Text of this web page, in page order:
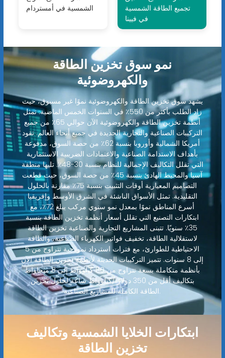
الشمسية في أمستردام
تجميع الطاقة الشمسية
في فيينا
نمو سوق تخزين الطاقة
والكهروضوئية
يشهد سوق تخزين الطاقة والكهروضوئية نموًا غير مسبوق، حيث
زاد الطلب بأكثر من 550٪ في السنوات الخمس الماضية. تمثل
أنظمة تخزين الطاقة والكهروضوئية الآن حوالي 65٪ من جميع
التركيبات الصناعية والتجارية الجديدة في جميع أنحاء العالم. تقود
أمريكا الشمالية وأوروبا بنسبة 62٪ من حصة السوق، مدفوعة
بأهداف الاستدامة الصناعية والاعتمادات الضريبية الاستثمارية
التي تقلل التكاليف الإجمالية للنظام بنسبة 30-48٪. تليها منطقة
آسيا والمحيط الهادئ بنسبة 45٪ من حصة السوق، حيث قطعت
التصاميم المعيارية أوقات التثبيت بنسبة 75٪ مقارنة بالحلول
التقليدية. تمثل الأسواق الناشئة في الشرق الأوسط وإفريقيا
أسرع المناطق نموًا بمعدل نمو سنوي مركب يبلغ 72٪، مع
ابتكارات التصنيع التي تقلل أسعار أنظمة تخزين الطاقة بنسبة
35٪ سنويًا. تتبنى المشاريع التجارية والصناعية تخزين الطاقة
لاستقلالية الطاقة، تخفيف فواتير الكهرباء الصناعية، والطاقة
الاحتياطية للطوارئ، مع فترات استرداد نموذجية تتراوح من 5
إلى 8 سنوات. تتميز التركيبات الحديثة لأنظمة تخزين الطاقة الآن
بأنظمة متكاملة بسعة تتراوح من 80 كيلوواط إلى 8 ميجاواط
بتكاليف أقل من 350 دولارًا/كيلوواط ساعة لحلول تخزين
الطاقة الكاملة للمشاريع الصناعية.
ابتكارات الخلايا الشمسية وتكاليف
تخزين الطاقة